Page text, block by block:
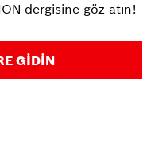
dergisine göz atın!
GIDIN